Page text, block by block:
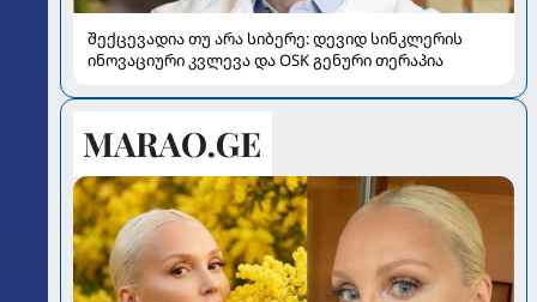
შექცევადია თუ არა სიბერე: დევიდ სინკლერის
ინოვაციური კვლევა და OSK გენური თერაპია